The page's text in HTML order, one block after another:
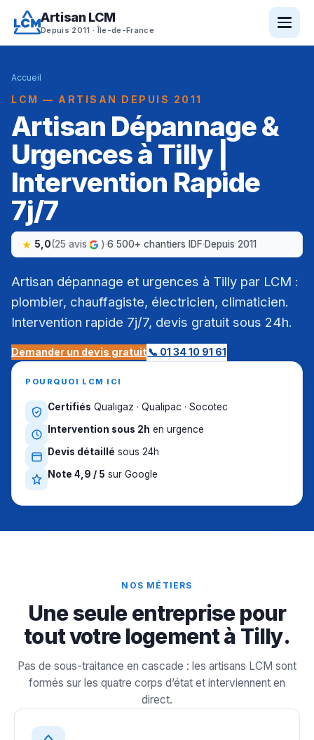
Artisan LCM
Depuis 2011 · Île-de-France
Accueil
LCM — ARTISAN DEPUIS 2011
Artisan Dépannage &
Urgences à Tilly |
Intervention Rapide
7j/7
5,0(25 avis )·6 500+ chantiers IDF·Depuis 2011
Artisan dépannage et urgences à Tilly par LCM :
plombier, chauffagiste, électricien, climaticien.
Intervention rapide 7j/7, devis gratuit sous 24h.
Demander un devis gratuit📞 01 34 10 91 61
POURQUOI LCM ICI
Certifiés Qualigaz · Qualipac · Socotec
Intervention sous 2h en urgence
Devis détaillé sous 24h
Note 4,9 / 5 sur Google
NOS MÉTIERS
Une seule entreprise pour
tout votre logement à Tilly.
Pas de sous-traitance en cascade : les artisans LCM sont
formés sur les quatre corps d’état et interviennent en
direct.